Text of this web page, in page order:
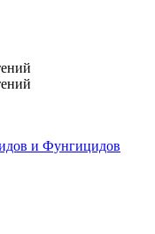
и Фунгицидов